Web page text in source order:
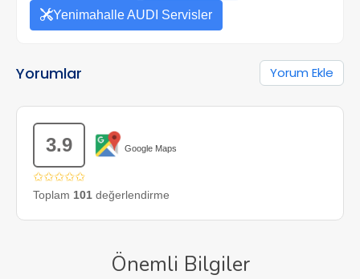
Yenimahalle AUDI Servisler
Yorumlar Yorum Ekle
3.9 Google Maps
✩✩✩✩✩
Toplam 101 değerlendirme
Önemli Bilgiler